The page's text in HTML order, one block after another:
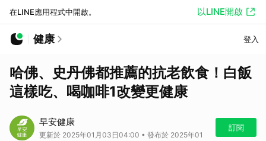
在LINE應用程式中開啟。 以LINE開啟
健康 登入
哈佛、史丹佛都推薦的抗老飲食！白飯
這樣吃、喝咖啡1改變更健康
早安健康
更新於 2025年01月03日04:00 • 發布於 2025年01
訂閱